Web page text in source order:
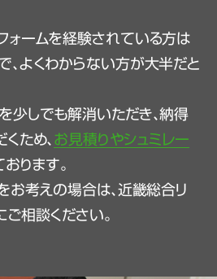
ォームを経験されている方は
、よくわからない方が大半だと
少しでも解消いただき、納得
ため、 お見積りやシュミレー
ります。
お考えの場合は、近畿総合リ
相談ください。